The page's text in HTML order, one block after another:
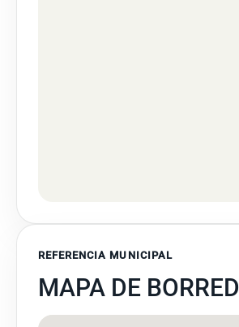
REFERENCIA MUNICIPAL
MAPA DE